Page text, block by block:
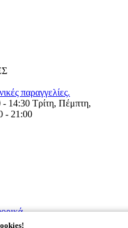
παραγγελίες.
- 14:30 Τρίτη, Πέμπτη,
- 21:00